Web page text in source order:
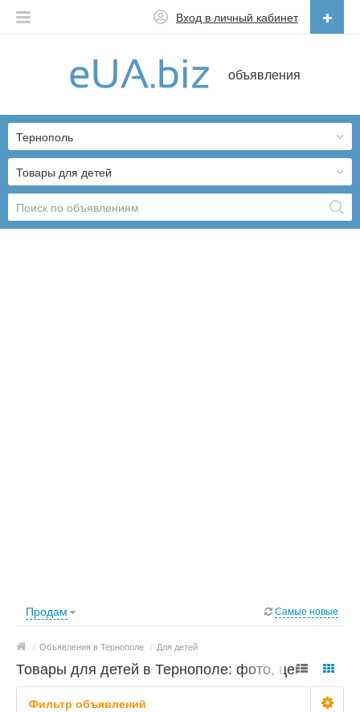
объявления
Вход в личный кабинет
Українська
Товары для детей
Тернополь
Продам Самые новые
/ Объявления в Тернополе / Для детей
Товары для детей в Тернополе: фото, цены
Фильтр объявлений